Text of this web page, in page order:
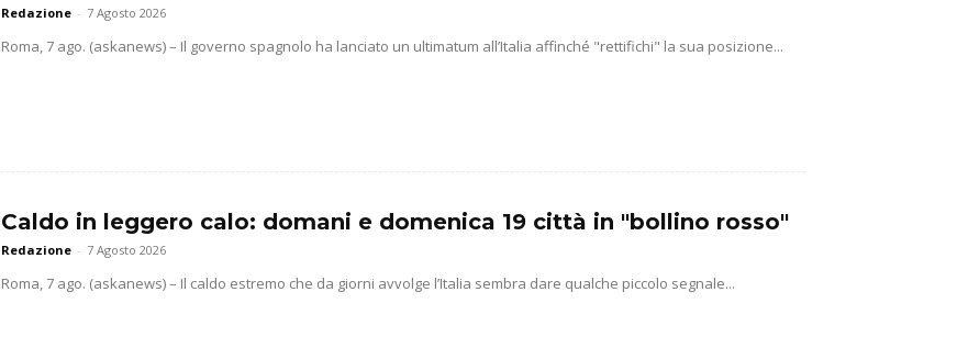
Redazione - 7 Agosto 2026
Roma, 7 ago. (askanews) – Il governo spagnolo ha lanciato un ultimatum all’Italia affinché "rettifichi" la sua posizione...
Caldo in leggero calo: domani e domenica 19 città in "bollino rosso"
Redazione - 7 Agosto 2026
Roma, 7 ago. (askanews) – Il caldo estremo che da giorni avvolge l’Italia sembra dare qualche piccolo segnale...